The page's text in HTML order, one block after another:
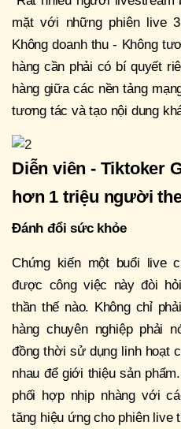
mặt với những phiên live
Không doanh thu - Không
hàng cần phải có bí quyết
hàng giữa các nền tảng
tương tác và tạo nội dung
Diễn viên - Tiktoker
hơn 1 triệu người
Đánh đổi sức khỏe
Chứng kiến một buổi live
được công việc này đòi
thần thế nào. Không chỉ
hàng chuyên nghiệp phải
đồng thời sử dụng linh hoạt
nhau để giới thiệu sản
phối hợp nhịp nhàng với
tăng hiệu ứng cho phiên live